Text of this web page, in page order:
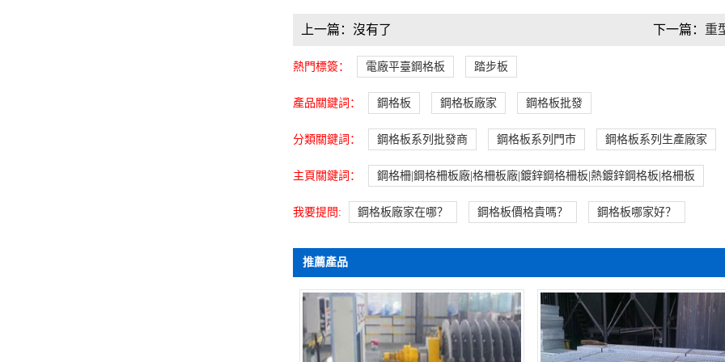
上一篇：沒有了 下一篇： 重
熱門標簽： 電廠平臺鋼格板 踏步板
產品關鍵詞： 鋼格板 鋼格板廠家 鋼格板批發
分類關鍵詞： 鋼格板系列批發商 鋼格板系列門市 鋼格板系列生產廠家
主頁關鍵詞： 鋼格柵|鋼格柵板廠|格柵板廠|鍍鋅鋼格柵板|熱鍍鋅鋼格板|格柵板
我要提問: 鋼格板廠家在哪？ 鋼格板價格貴嗎？ 鋼格板哪家好？
推薦產品